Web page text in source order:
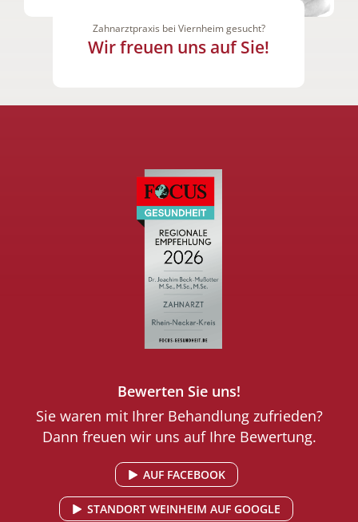
Zahnarztpraxis bei Viernheim gesucht?
Wir freuen uns auf Sie!
Bewerten Sie uns!
Sie waren mit Ihrer Behandlung zufrieden?
Dann freuen wir uns auf Ihre Bewertung.
AUF FACEBOOK
STANDORT WEINHEIM AUF GOOGLE